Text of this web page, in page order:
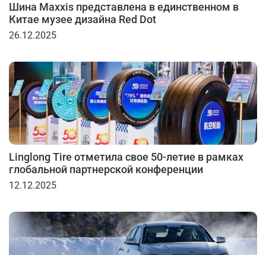
Шина Maxxis представлена в единственном в
Китае музее дизайна Red Dot
26.12.2025
Linglong Tire отметила свое 50-летие в рамках
глобальной партнерской конференции
12.12.2025